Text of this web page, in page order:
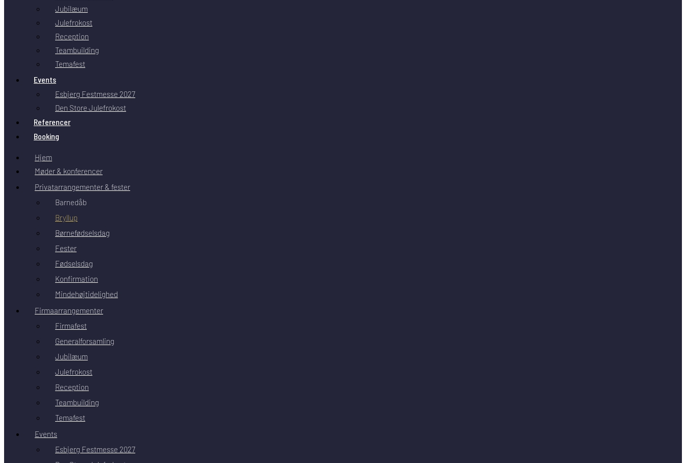
Jubilæum
Julefrokost
Reception
Teambuilding
Temafest
Events
Esbjerg Festmesse 2027
Den Store Julefrokost
Referencer
Booking
Hjem
Møder & konferencer
Privatarrangementer & fester
Barnedåb
Bryllup
Børnefødselsdag
Fester
Fødselsdag
Konfirmation
Mindehøjtidelighed
Firmaarrangementer
Firmafest
Generalforsamling
Jubilæum
Julefrokost
Reception
Teambuilding
Temafest
Events
Esbjerg Festmesse 2027